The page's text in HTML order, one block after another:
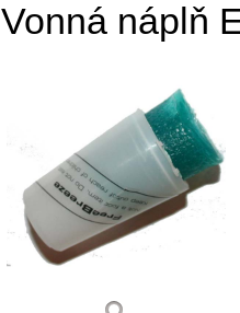
Vonná náplň